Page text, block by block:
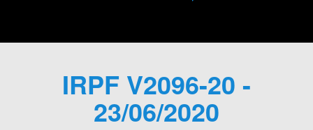
IRPF V2096-20 -
23/06/2020